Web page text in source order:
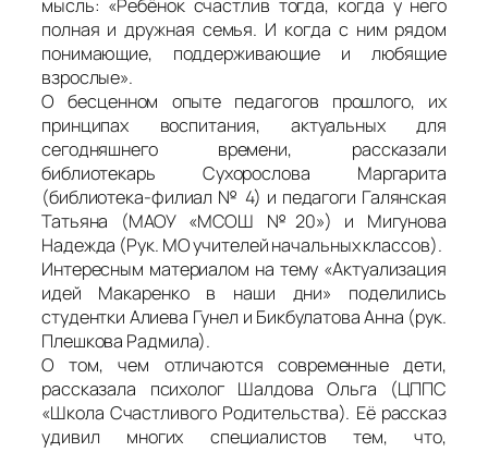
мысль: «Ребёнок счастлив тогда, когда у него
полная и дружная семья. И когда с ним рядом
понимающие, поддерживающие и любящие
взрослые».
О бесценном опыте педагогов прошлого, их
принципах воспитания, актуальных для
сегодняшнего времени, рассказали
библиотекарь Сухорослова Маргарита
(библиотека-филиал № 4) и педагоги Галянская
Татьяна (МАОУ «МСОШ №20») и Мигунова
Надежда (Рук. МО учителей начальных классов).
Интересным материалом на тему «Актуализация
идей Макаренко в наши дни» поделились
студентки Алиева Гунел и Бикбулатова Анна (рук.
Плешкова Радмила).
О том, чем отличаются современные дети,
рассказала психолог Шалдова Ольга (ЦППС
«Школа Счастливого Родительства). Её рассказ
удивил многих специалистов тем, что,